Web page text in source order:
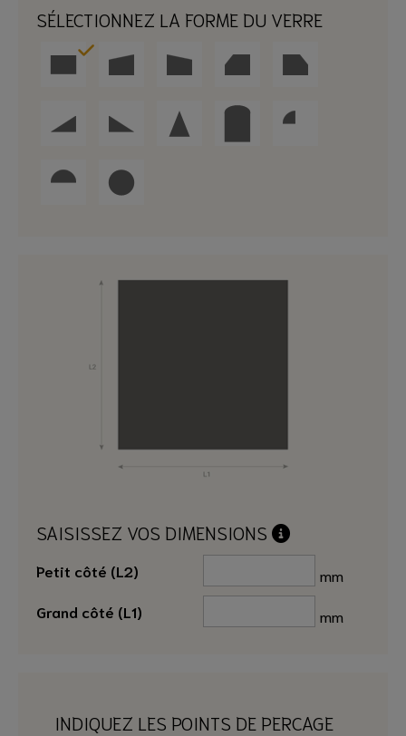
SÉLECTIONNEZ LA FORME DU VERRE
SAISISSEZ VOS DIMENSIONS
Petit côté (L2)
mm
Grand côté (L1)
mm
INDIQUEZ LES POINTS DE PERCAGE